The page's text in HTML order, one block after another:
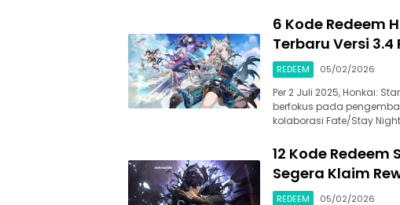
6 Kode Redeem
Terbaru Versi
REDEEM 05/02/2026
Per 2 Juli 2025, Honkai:
berfokus pada
kolaborasi Fate/Stay
12 Kode Redeem
Segera Klaim
REDEEM 05/02/2026